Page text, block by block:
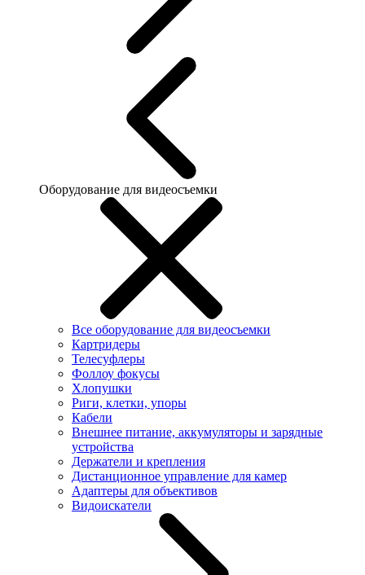
Оборудование для видеосъемки
Все оборудование для видеосъемки
Картридеры
Телесуфлеры
Фоллоу фокусы
Хлопушки
Риги, клетки, упоры
Кабели
Внешнее питание, аккумуляторы и зарядные
устройства
Держатели и крепления
Дистанционное управление для камер
Адаптеры для объективов
Видоискатели